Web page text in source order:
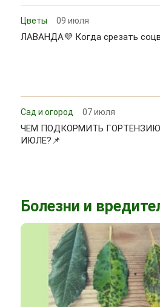
Цветы 09 июля
ЛАВАНДА💜 Когда срезать
Сад и огород 07 июля
ЧЕМ ПОДКОРМИТЬ
ИЮЛЕ?📌
Болезни и